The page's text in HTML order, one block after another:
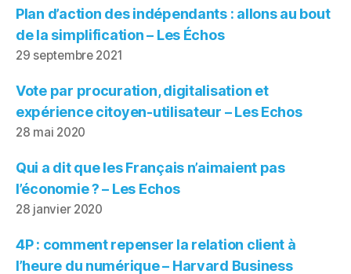
Plan d’action des indépendants : allons au bout
de la simplification – Les Échos
29 septembre 2021
Vote par procuration, digitalisation et
expérience citoyen-utilisateur – Les Echos
28 mai 2020
Qui a dit que les Français n’aimaient pas
l’économie ? – Les Echos
28 janvier 2020
4P : comment repenser la relation client à
l’heure du numérique – Harvard Business